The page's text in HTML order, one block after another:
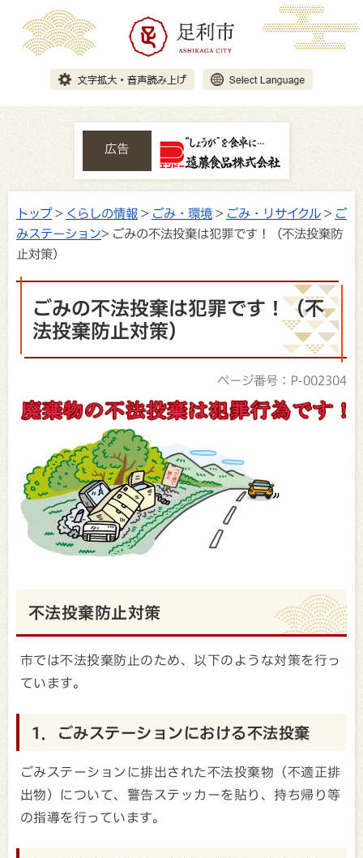
広告
トップ> くらしの情報 > ごみ・環境 > ごみ・リサイクル > ご
みステーション> ごみの不法投棄は犯罪です！（不法投棄防
止対策）
ごみの不法投棄は犯罪です！（不
法投棄防止対策）
ページ番号：P-002304
不法投棄防止対策
市では不法投棄防止のため、以下のような対策を行っ
ています。
1．ごみステーションにおける不法投棄
ごみステーションに排出された不法投棄物（不適正排
出物）について、警告ステッカーを貼り、持ち帰り等
の指導を行っています。